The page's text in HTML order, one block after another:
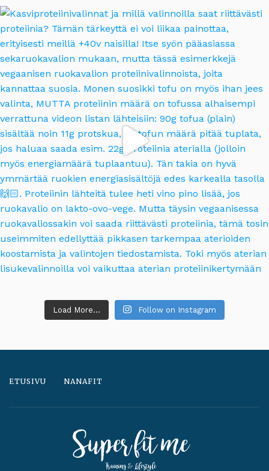
Load More... Follow on Instagram
ETUSIVU NANAFIT